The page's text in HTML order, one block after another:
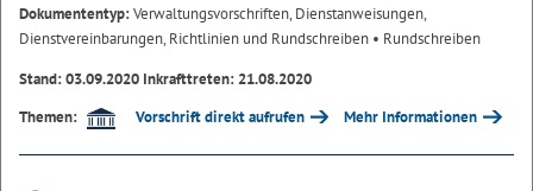
Dokumententyp:Verwaltungsvorschriften, Dienstanweisungen,
Dienstvereinbarungen, Richtlinien und Rundschreiben • Rundschreiben
Stand: 03.09.2020 Inkrafttreten: 21.08.2020
Themen:
Vorschrift direkt aufrufen Mehr Informationen